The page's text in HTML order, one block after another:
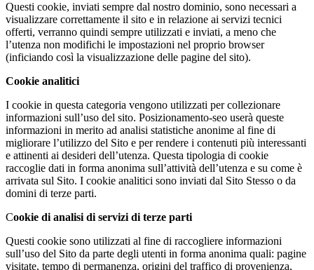
Questi cookie, inviati sempre dal nostro dominio, sono necessari a
visualizzare correttamente il sito e in relazione ai servizi tecnici
offerti, verranno quindi sempre utilizzati e inviati, a meno che
l’utenza non modifichi le impostazioni nel proprio browser
(inficiando così la visualizzazione delle pagine del sito).
Cookie analitici
I cookie in questa categoria vengono utilizzati per collezionare
informazioni sull’uso del sito. Posizionamento-seo userà queste
informazioni in merito ad analisi statistiche anonime al fine di
migliorare l’utilizzo del Sito e per rendere i contenuti più interessanti
e attinenti ai desideri dell’utenza. Questa tipologia di cookie
raccoglie dati in forma anonima sull’attività dell’utenza e su come è
arrivata sul Sito. I cookie analitici sono inviati dal Sito Stesso o da
domini di terze parti.
Cookie di analisi di servizi di terze parti
Questi cookie sono utilizzati al fine di raccogliere informazioni
sull’uso del Sito da parte degli utenti in forma anonima quali: pagine
visitate, tempo di permanenza, origini del traffico di provenienza,